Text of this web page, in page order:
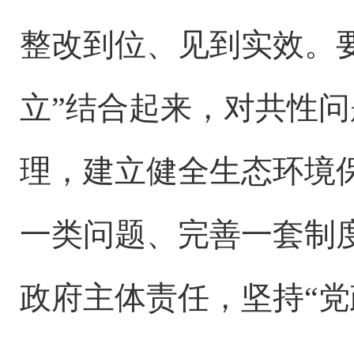
整改到位、见到实效。
立”结合起来，对共性
理，建立健全生态环境
一类问题、完善一套制
政府主体责任，坚持“